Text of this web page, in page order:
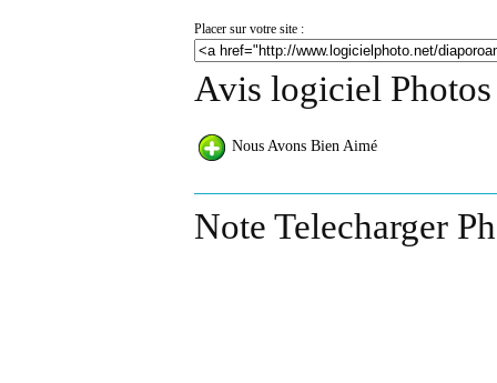
Placer sur votre site :
Avis logiciel
Nous Avons Bien Aimé
Note Telecharger